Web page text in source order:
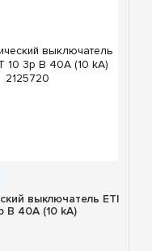
выключатель ETI
B 40А (10 kA)